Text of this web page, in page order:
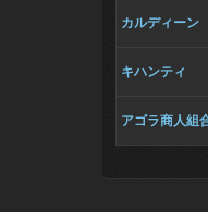
カルディーン
キハンティ
アゴラ商人組